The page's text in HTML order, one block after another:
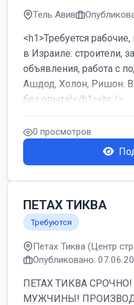
Тель Авив
<h1>Требуется
в Израиле: строители,
объявления, работа с
Ашдод, Холон, Ришон.
без опыта!</h1><br />
...
0 просмотров
ПЕТАХ ТИКВА
Требуются
Петах Тиква (Центр
Опубликовано:
ПЕТАХ ТИКВА
МУЖЧИНЫ!